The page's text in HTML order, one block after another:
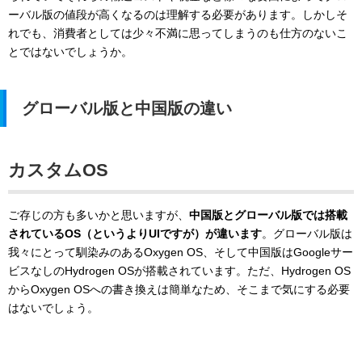
ーバル版の値段が高くなるのは理解する必要があります。しかしそ
れでも、消費者としては少々不満に思ってしまうのも仕方のないこ
とではないでしょうか。
グローバル版と中国版の違い
カスタムOS
ご存じの方も多いかと思いますが、 中国版とグローバル版では搭載
されているOS（というよりUIですが）が違います。グローバル版は
我々にとって馴染みのあるOxygen OS、そして中国版はGoogleサー
ビスなしのHydrogen OSが搭載されています。ただ、Hydrogen OS
からOxygen OSへの書き換えは簡単なため、そこまで気にする必要
はないでしょう。